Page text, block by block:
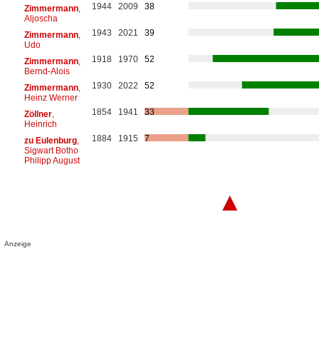
Zimmermann,
Aljoscha
1944 2009 38
Zimmermann,
Udo
1943 2021 39
Zimmermann,
Bernd-Alois
1918 1970 52
Zimmermann,
Heinz Werner
1930 2022 52
Zöllner,
Heinrich
1854 1941 33
zu Eulenburg,
Sigwart Botho
Philipp August
1884 1915 7
▲
Anzeige